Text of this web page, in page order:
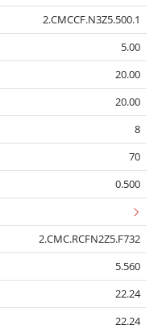
2.CMCCF.N3Z5.500.1
5.00
20.00
20.00
8
70
0.500
2.CMC.RCFN2Z5.F732
5.560
22.24
22.24